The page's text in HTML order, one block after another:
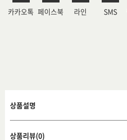
카카오톡 페이스북 라인 SMS
상품설명
상품리뷰(0)